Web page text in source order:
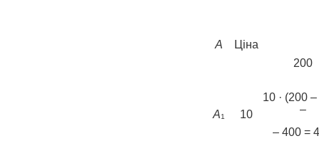
А
Ціна
200
A1 10
10 · (200
–
­– 400 =